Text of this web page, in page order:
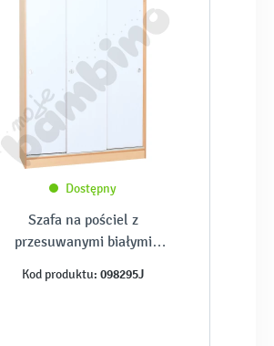
Dostępny
Szafa na pościel z
przesuwanymi białymi
Kod produktu: 098295J